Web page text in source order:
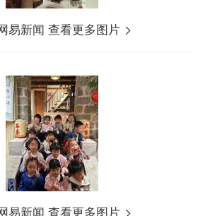
易新闻 查看更多图片
易新闻 查看更多图片